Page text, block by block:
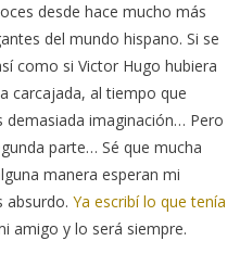
desde hace mucho más
del mundo hispano. Si se
como si Victor Hugo hubiera
carcajada, al tiempo que
demasiada imaginación… Pero
parte… Sé que mucha
manera esperan mi
absurdo. Ya escribí lo que tenía
amigo y lo será siempre.